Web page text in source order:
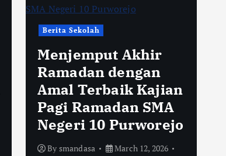
Berita Sekolah
Menjemput Akhir
Ramadan dengan
Amal Terbaik Kajian
Pagi Ramadan SMA
Negeri 10 Purworejo
By smandasa
March 12, 2026